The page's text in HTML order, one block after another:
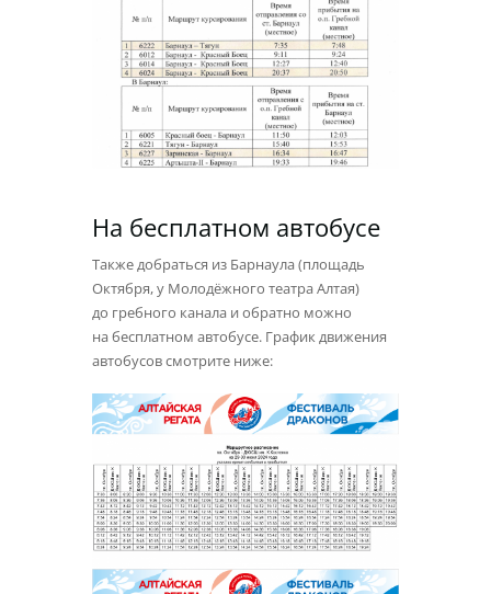
На бесплатном автобусе
Также добраться из Барнаула (площадь
Октября, у Молодёжного театра Алтая)
до гребного канала и обратно можно
на бесплатном автобусе. График движения
автобусов смотрите ниже: